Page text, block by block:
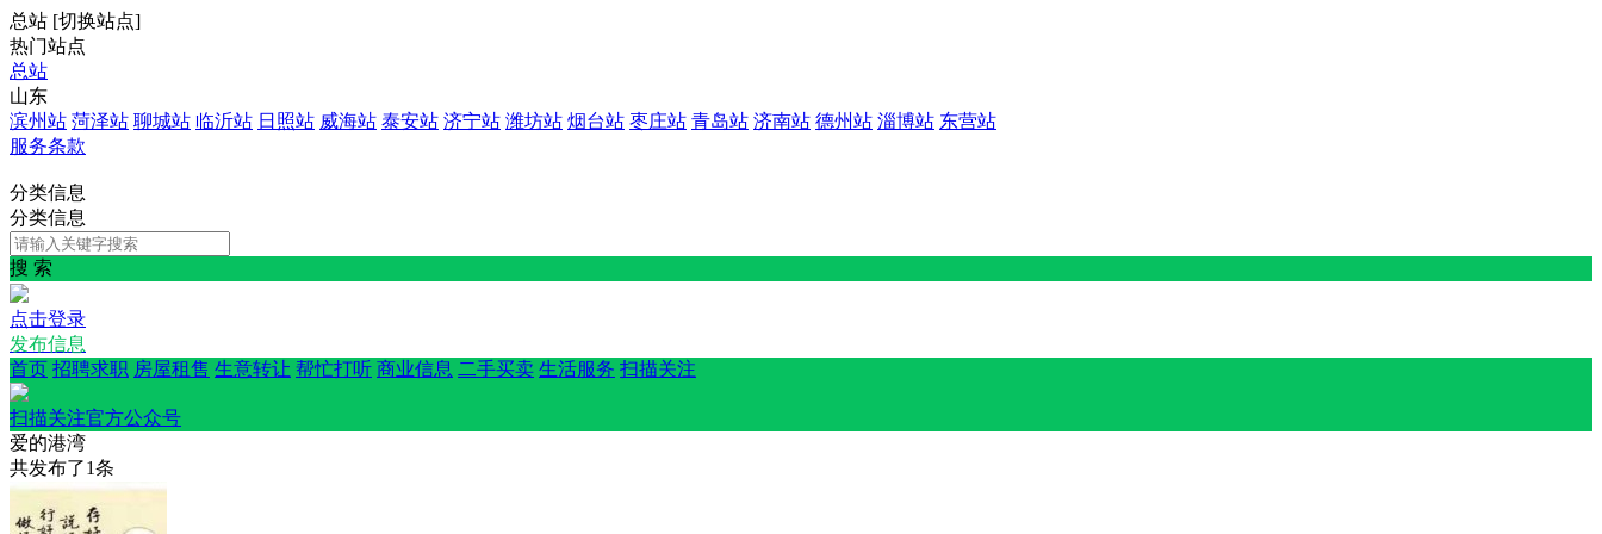
总站 [切换站点]
热门站点
总站
山东
滨州站 菏泽站 聊城站 临沂站 日照站 威海站 泰安站 济宁站 潍坊站 烟台站 枣庄站 青岛站 济南站 德州站 淄博站 东营站
服务条款
分类信息
分类信息
搜 索
点击登录
发布信息
首页 招聘求职 房屋租售 生意转让 帮忙打听 商业信息 二手买卖 生活服务 扫描关注
扫描关注官方公众号
爱的港湾
共发布了1条